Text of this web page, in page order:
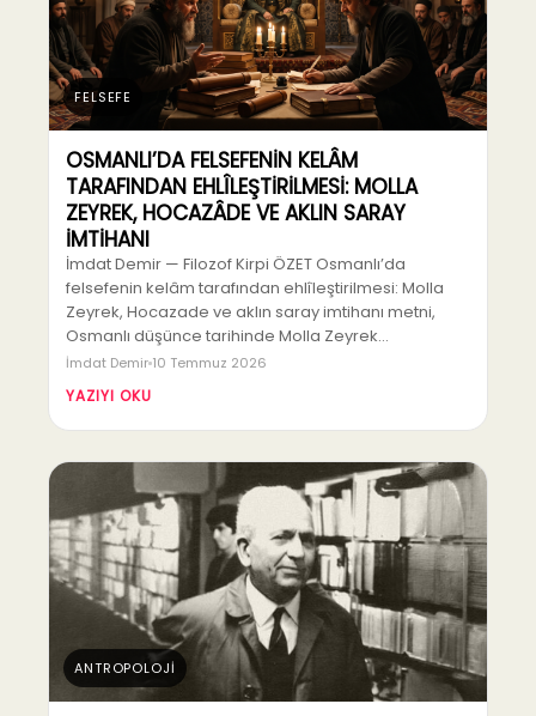
FELSEFE
OSMANLI’DA FELSEFENİN KELÂM
TARAFINDAN EHLÎLEŞTİRİLMESİ: MOLLA
ZEYREK, HOCAZÂDE VE AKLIN SARAY
İMTİHANI
İmdat Demir — Filozof Kirpi ÖZET Osmanlı’da
felsefenin kelâm tarafından ehlîleştirilmesi: Molla
Zeyrek, Hocazade ve aklın saray imtihanı metni,
Osmanlı düşünce tarihinde Molla Zeyrek…
İmdat Demir 10 Temmuz 2026
YAZIYI OKU
ANTROPOLOJİ